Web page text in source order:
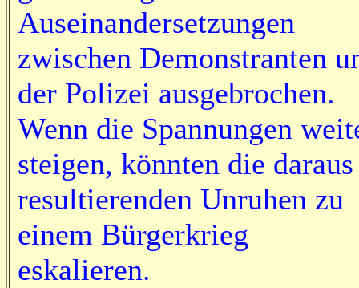
Auseinandersetzungen
zwischen Demonstranten
der Polizei ausgebrochen.
Wenn die Spannungen
steigen, könnten die daraus
resultierenden Unruhen zu
einem Bürgerkrieg
eskalieren.